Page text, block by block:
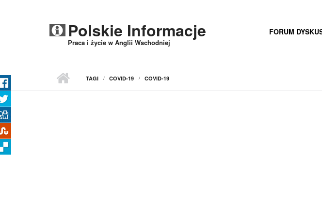
Polskie Informacje
Praca i życie w Anglii Wschodniej
FORUM
TAGI COVID-19 COVID-19